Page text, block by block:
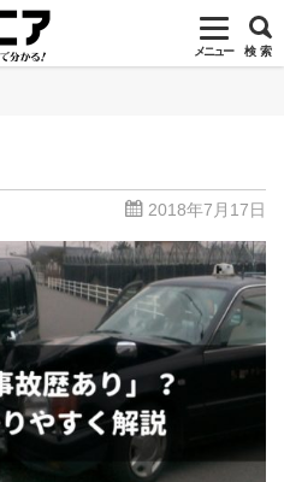
メニュー 検 索
2018年7月17日